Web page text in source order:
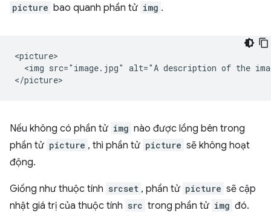
picture bao quanh phần tử img .
<picture>
<img src="image.jpg" alt="A description of the
Nếu không có phần tử img nào được lồng bên trong
phần tử picture , thì phần tử picture sẽ không hoạt
động.
Giống như thuộc tính srcset , phần tử picture sẽ cập
nhật giá trị của thuộc tính src trong phần tử img đó.